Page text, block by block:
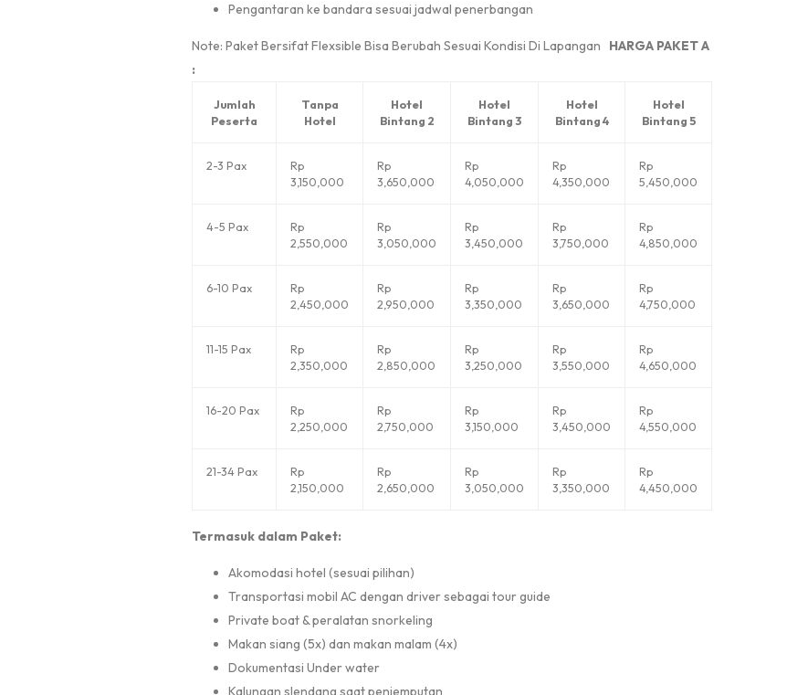
Pengantaran ke bandara sesuai jadwal penerbangan
Note: Paket Bersifat Flexsible Bisa Berubah Sesuai Kondisi Di Lapangan HARGA PAKET A
:
Jumlah
Peserta
Tanpa
Hotel
Hotel
Bintang 2
Hotel
Bintang 3
Hotel
Bintang 4
Hotel
Bintang 5
2-3 Pax
Rp
3,150,000
Rp
3,650,000
Rp
4,050,000
Rp
4,350,000
Rp
5,450,000
4-5 Pax
Rp
2,550,000
Rp
3,050,000
Rp
3,450,000
Rp
3,750,000
Rp
4,850,000
6-10 Pax
Rp
2,450,000
Rp
2,950,000
Rp
3,350,000
Rp
3,650,000
Rp
4,750,000
11-15 Pax
Rp
2,350,000
Rp
2,850,000
Rp
3,250,000
Rp
3,550,000
Rp
4,650,000
16-20 Pax
Rp
2,250,000
Rp
2,750,000
Rp
3,150,000
Rp
3,450,000
Rp
4,550,000
21-34 Pax
Rp
2,150,000
Rp
2,650,000
Rp
3,050,000
Rp
3,350,000
Rp
4,450,000
Termasuk dalam Paket:
Akomodasi hotel (sesuai pilihan)
Transportasi mobil AC dengan driver sebagai tour guide
Private boat & peralatan snorkeling
Makan siang (5x) dan makan malam (4x)
Dokumentasi Under water
Kalungan slendang saat penjemputan